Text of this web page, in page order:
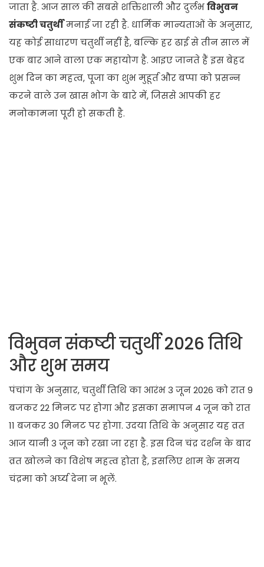
जाता है. आज साल की सबसे शक्तिशाली और दुर्लभविभुवन
संकष्टी चतुर्थीमनाई जा रही है. धार्मिक मान्यताओं के अनुसार,
यह कोई साधारण चतुर्थी नहीं है, बल्कि हर ढाई से तीन साल में
एक बार आने वाला एक महायोग है. आइए जानते हैं इस बेहद
शुभ दिन का महत्व, पूजा का शुभ मुहूर्त और बप्पा को प्रसन्न
करने वाले उन खास भोग के बारे में, जिससे आपकी हर
मनोकामना पूरी हो सकती है.
विभुवन संकष्टी चतुर्थी 2026 तिथि
और शुभ समय
पंचांग के अनुसार, चतुर्थी तिथि का आरंभ 3 जून 2026 को रात 9
बजकर 22 मिनट पर होगा और इसका समापन 4 जून को रात
11 बजकर 30 मिनट पर होगा. उदया तिथि के अनुसार यह व्रत
आज यानी 3 जून को रखा जा रहा है. इस दिन चंद्र दर्शन के बाद
व्रत खोलने का विशेष महत्व होता है, इसलिए शाम के समय
चंद्रमा को अर्घ्य देना न भूलें.